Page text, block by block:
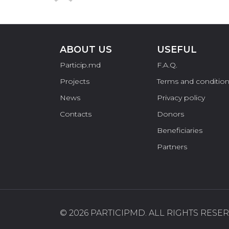
ABOUT US
Particip.md
Projects
News
Contacts
USEFUL
F.A.Q.
Terms and
Privacy policy
Donors
Beneficiaries
Partners
© 2026 PARTICIPMD. ALL RIGHTS